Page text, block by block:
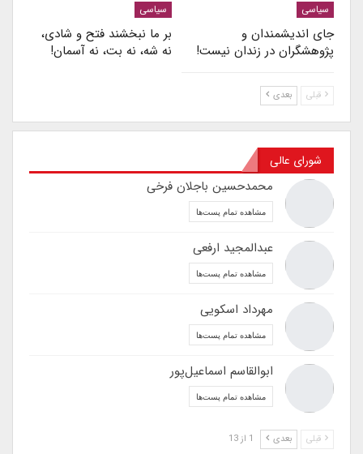
سیاسی
جای اندیشمندان و
پژوهشگران در زندان نیست!
سیاسی
بر ما نبخشند فتح و شادی،
نه شه، نه بت، نه آسمان!
قبلی بعدی
شورای عالی
محمدحسین باجلان فرخی
مشاهده تمام پست‌ها
عبدالمجید ارفعی
مشاهده تمام پست‌ها
مهرداد اسکویی
مشاهده تمام پست‌ها
ابوالقاسم اسماعیل‌پور
مشاهده تمام پست‌ها
قبلی بعدی